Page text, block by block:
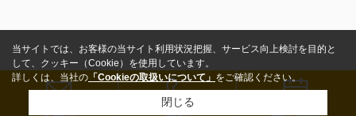
当サイトでは、お客様の当サイト利用状況把握、サービス向上検討を目的と
して、クッキー（Cookie）を使用しています。
詳しくは、当社の 「Cookieの取扱いについて」 をご確認ください。
閉じる